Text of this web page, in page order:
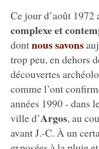
Ce jour d’août 1972
complexe et
dontnous savons
trop peu, en dehors
découvertes
comme l’ont
années 1990 - dans
ville d’Argos, au
avant J.-C. À un